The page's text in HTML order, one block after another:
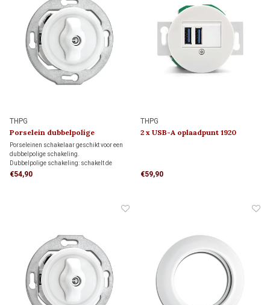
THPG
Porselein dubbelpolige
schakelaar 1920
Porseleinen schakelaar geschikt voor een
dubbelpolige schakeling.
Dubbelpolige schakeling: schakelt de
verlichting volledig uit door zowel de fase-
€54,90
THPG
2 x USB-A oplaadpunt 1920
€59,90